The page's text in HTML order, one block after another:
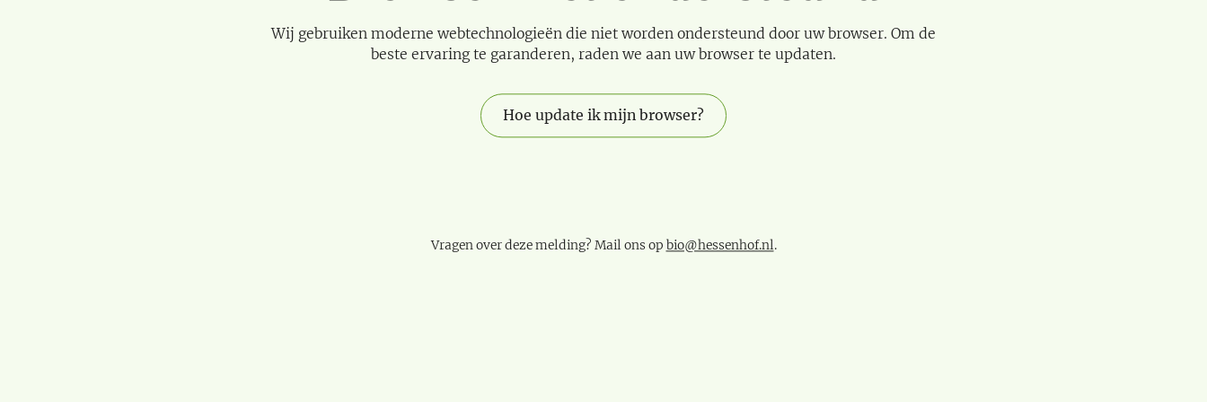
Wij gebruiken moderne webtechnologieën die niet worden ondersteund door uw browser. Om de
beste ervaring te garanderen, raden we aan uw browser te updaten.
Hoe update ik mijn browser?
Vragen over deze melding? Mail ons op bio@hessenhof.nl.